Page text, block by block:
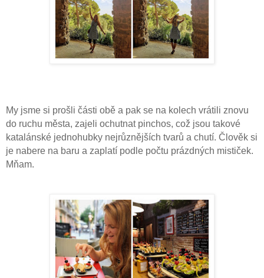
My jsme si prošli části obě a pak se na kolech vrátili znovu
do ruchu města, zajeli ochutnat pinchos, což jsou takové
katalánské jednohubky nejrůznějších tvarů a chutí. Člověk si
je nabere na baru a zaplatí podle počtu prázdných mističek.
Mňam.